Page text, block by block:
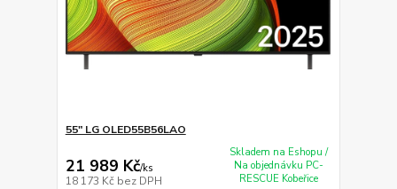
55" LG OLED55B56LAO
21 989 Kč/ks
18 173 Kč bez DPH
Skladem na Eshopu /
Na objednávku PC-
RESCUE Kobeřice